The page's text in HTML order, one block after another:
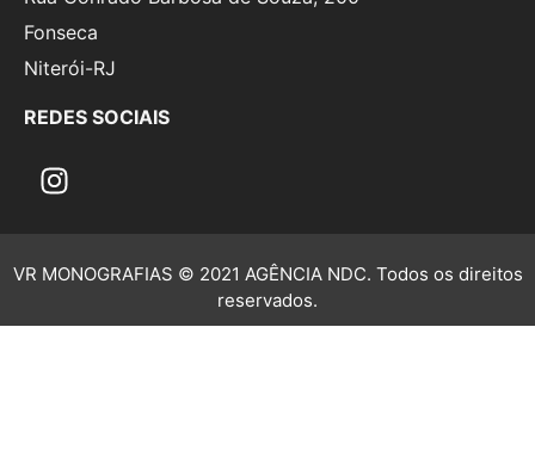
Fonseca
Niterói-RJ
REDES SOCIAIS
VR MONOGRAFIAS © 2021 AGÊNCIA NDC. Todos os direitos
reservados.